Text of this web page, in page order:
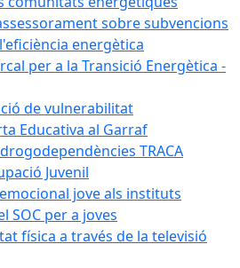
sobre subvencions
energètica
per a la Transició Energètica -
de vulnerabilitat
Educativa al Garraf
TRACA
Juvenil
emocional jove als instituts
SOC per a joves
física a través de la televisió